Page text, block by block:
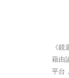
《
藉由
平台